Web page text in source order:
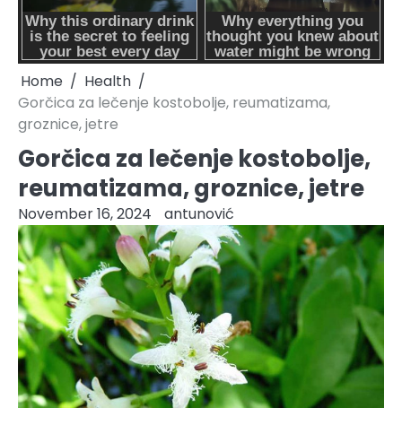
Home
Health
Gorčica za lečenje kostobolje, reumatizama,
groznice, jetre
Gorčica za lečenje kostobolje,
reumatizama, groznice, jetre
November 16, 2024 antunović